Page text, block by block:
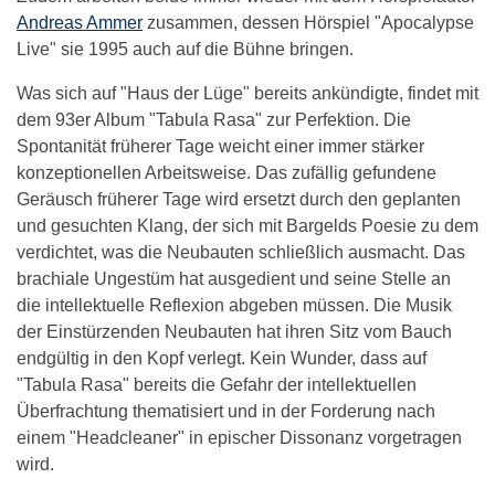
Andreas Ammer zusammen, dessen Hörspiel "Apocalypse
Live" sie 1995 auch auf die Bühne bringen.
Was sich auf "Haus der Lüge" bereits ankündigte, findet mit
dem 93er Album "Tabula Rasa" zur Perfektion. Die
Spontanität früherer Tage weicht einer immer stärker
konzeptionellen Arbeitsweise. Das zufällig gefundene
Geräusch früherer Tage wird ersetzt durch den geplanten
und gesuchten Klang, der sich mit Bargelds Poesie zu dem
verdichtet, was die Neubauten schließlich ausmacht. Das
brachiale Ungestüm hat ausgedient und seine Stelle an
die intellektuelle Reflexion abgeben müssen. Die Musik
der Einstürzenden Neubauten hat ihren Sitz vom Bauch
endgültig in den Kopf verlegt. Kein Wunder, dass auf
"Tabula Rasa" bereits die Gefahr der intellektuellen
Überfrachtung thematisiert und in der Forderung nach
einem "Headcleaner" in epischer Dissonanz vorgetragen
wird.